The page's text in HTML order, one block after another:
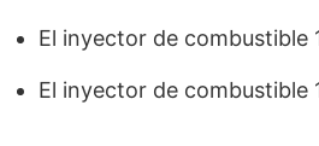
El inyector de combustible
El inyector de combustible